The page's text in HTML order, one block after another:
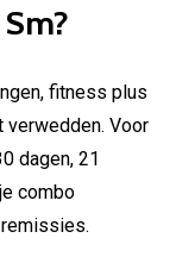
fitness plus
Voor
dagen, 21
combo